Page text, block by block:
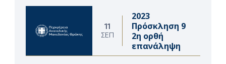
11
ΣΕΠ
2023
Πρόσκληση 9
2η ορθή
επανάληψη